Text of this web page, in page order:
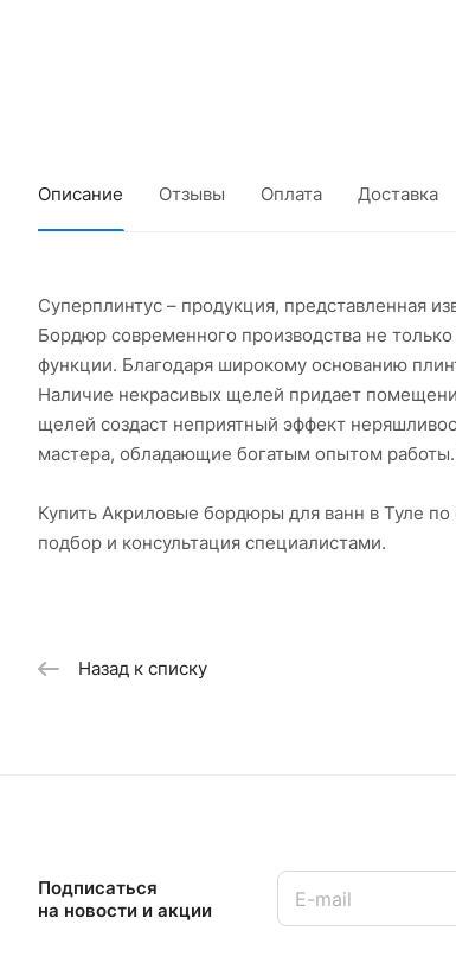
Описание Отзывы Оплата Доставка
Суперплинтус – продукция, представленная
Бордюр современного производства не
функции. Благодаря широкому основанию
Наличие некрасивых щелей придает
щелей создаст неприятный эффект
мастера, обладающие богатым опытом работы.
Купить Акриловые бордюры для ванн в Туле
подбор и консультация специалистами.
Назад к списку
Подписаться
на новости и акции